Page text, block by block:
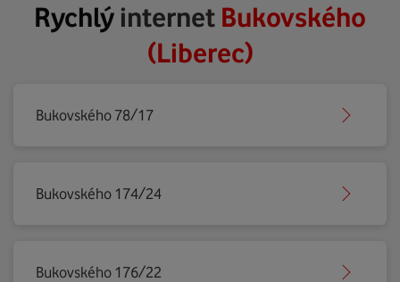
Rychlýinternet Bukovského
(Liberec)
Bukovského 78/17
Bukovského 174/24
Bukovského 176/22